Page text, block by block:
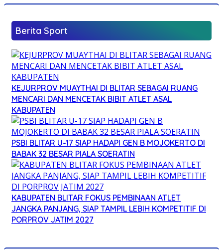
Berita Sport
KEJURPROV MUAYTHAI DI BLITAR SEBAGAI RUANG
MENCARI DAN MENCETAK BIBIT ATLET ASAL
KABUPATEN
PSBI BLITAR U-17 SIAP HADAPI GEN B MOJOKERTO DI
BABAK 32 BESAR PIALA SOERATIN
KABUPATEN BLITAR FOKUS PEMBINAAN ATLET
JANGKA PANJANG, SIAP TAMPIL LEBIH KOMPETITIF DI
PORPROV JATIM 2027